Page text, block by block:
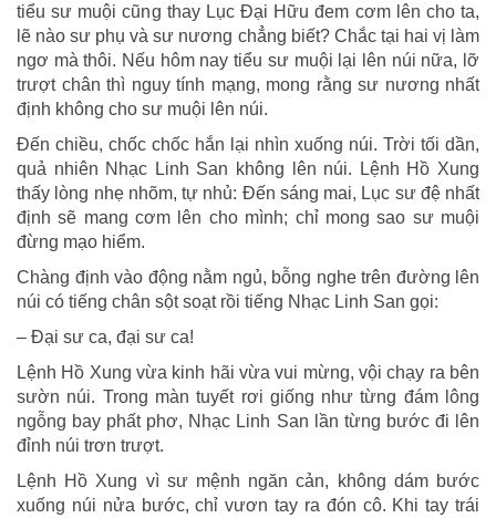
tiểu sư muội cũng thay Lục Đại Hữu đem cơm lên cho ta,
lẽ nào sư phụ và sư nương chẳng biết? Chắc tại hai vị làm
ngơ mà thôi. Nếu hôm nay tiểu sư muội lại lên núi nữa, lỡ
trượt chân thì nguy tính mạng, mong rằng sư nương nhất
định không cho sư muội lên núi.
Đến chiều, chốc chốc hắn lại nhìn xuống núi. Trời tối dần,
quả nhiên Nhạc Linh San không lên núi. Lệnh Hồ Xung
thấy lòng nhẹ nhõm, tự nhủ: Đến sáng mai, Lục sư đệ nhất
định sẽ mang cơm lên cho mình; chỉ mong sao sư muội
đừng mạo hiểm.
Chàng định vào động nằm ngủ, bỗng nghe trên đường lên
núi có tiếng chân sột soạt rồi tiếng Nhạc Linh San gọi:
– Đại sư ca, đại sư ca!
Lệnh Hồ Xung vừa kinh hãi vừa vui mừng, vội chạy ra bên
sườn núi. Trong màn tuyết rơi giống như từng đám lông
ngỗng bay phất phơ, Nhạc Linh San lần từng bước đi lên
đỉnh núi trơn trượt.
Lệnh Hồ Xung vì sư mệnh ngăn cản, không dám bước
xuống núi nửa bước, chỉ vươn tay ra đón cô. Khi tay trái